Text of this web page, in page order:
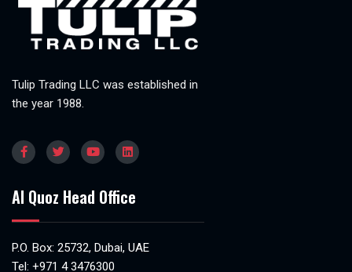
Tulip Trading LLC was established in
the year 1988.
Al Quoz Head Office
P.O. Box: 25732, Dubai, UAE
Tel: +971 4 3476300